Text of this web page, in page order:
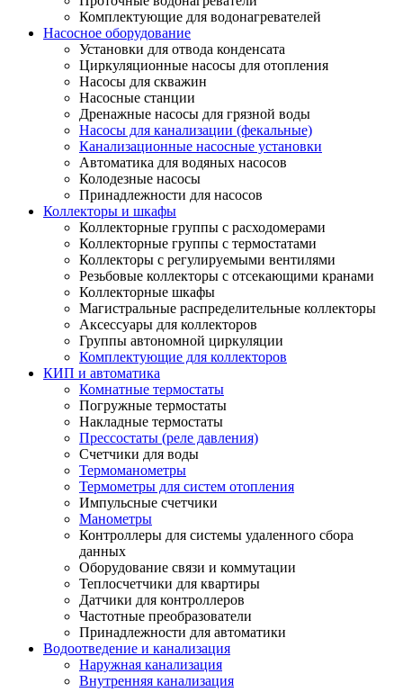
Комплектующие для водонагревателей
Насосное оборудование
Установки для отвода конденсата
Циркуляционные насосы для отопления
Насосы для скважин
Насосные станции
Дренажные насосы для грязной воды
Насосы для канализации (фекальные)
Канализационные насосные установки
Автоматика для водяных насосов
Колодезные насосы
Принадлежности для насосов
Коллекторы и шкафы
Коллекторные группы с расходомерами
Коллекторные группы с термостатами
Коллекторы с регулируемыми вентилями
Резьбовые коллекторы с отсекающими кранами
Коллекторные шкафы
Магистральные распределительные коллекторы
Аксессуары для коллекторов
Группы автономной циркуляции
Комплектующие для коллекторов
КИП и автоматика
Комнатные термостаты
Погружные термостаты
Накладные термостаты
Прессостаты (реле давления)
Счетчики для воды
Термоманометры
Термометры для систем отопления
Импульсные счетчики
Манометры
Контроллеры для системы удаленного сбора
данных
Оборудование связи и коммутации
Теплосчетчики для квартиры
Датчики для контроллеров
Частотные преобразователи
Принадлежности для автоматики
Водоотведение и канализация
Наружная канализация
Внутренняя канализация